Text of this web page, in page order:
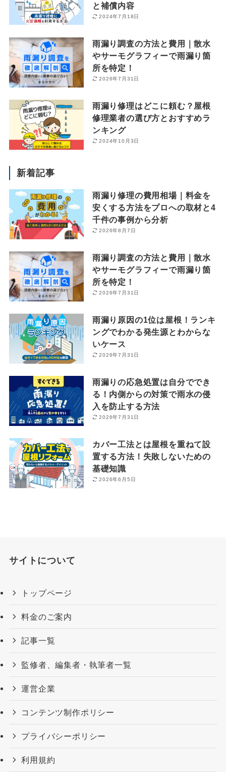
と補償内容
2024年7月18日
雨漏り調査の方法と費用｜散水
やサーモグラフィーで雨漏り箇
所を特定！
2026年7月31日
雨漏り修理はどこに頼む？屋根
修理業者の選び方とおすすめラ
ンキング
2024年10月3日
新着記事
雨漏り修理の費用相場｜料金を
安くする方法をプロへの取材と4
千件の事例から分析
2026年8月7日
雨漏り調査の方法と費用｜散水
やサーモグラフィーで雨漏り箇
所を特定！
2026年7月31日
雨漏り原因の1位は屋根！ランキ
ングでわかる発生源とわからな
いケース
2026年7月31日
雨漏りの応急処置は自分ででき
る！内側からの対策で雨水の侵
入を防止する方法
2026年7月31日
カバー工法とは屋根を重ねて設
置する方法！失敗しないための
基礎知識
2026年6月5日
サイトについて
トップページ
料金のご案内
記事一覧
監修者、編集者・執筆者一覧
運営企業
コンテンツ制作ポリシー
プライバシーポリシー
利用規約